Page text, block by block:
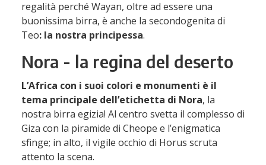
regalità perché Wayan, oltre ad essere una
buonissima birra, è anche la secondogenita di
Teo: la nostra principessa.
Nora - la regina del deserto
L’Africa con i suoi colori e monumenti è il
tema principale dell’etichetta di Nora, la
nostra birra egizia! Al centro svetta il complesso di
Giza con la piramide di Cheope e l’enigmatica
sfinge; in alto, il vigile occhio di Horus scruta
attento la scena.